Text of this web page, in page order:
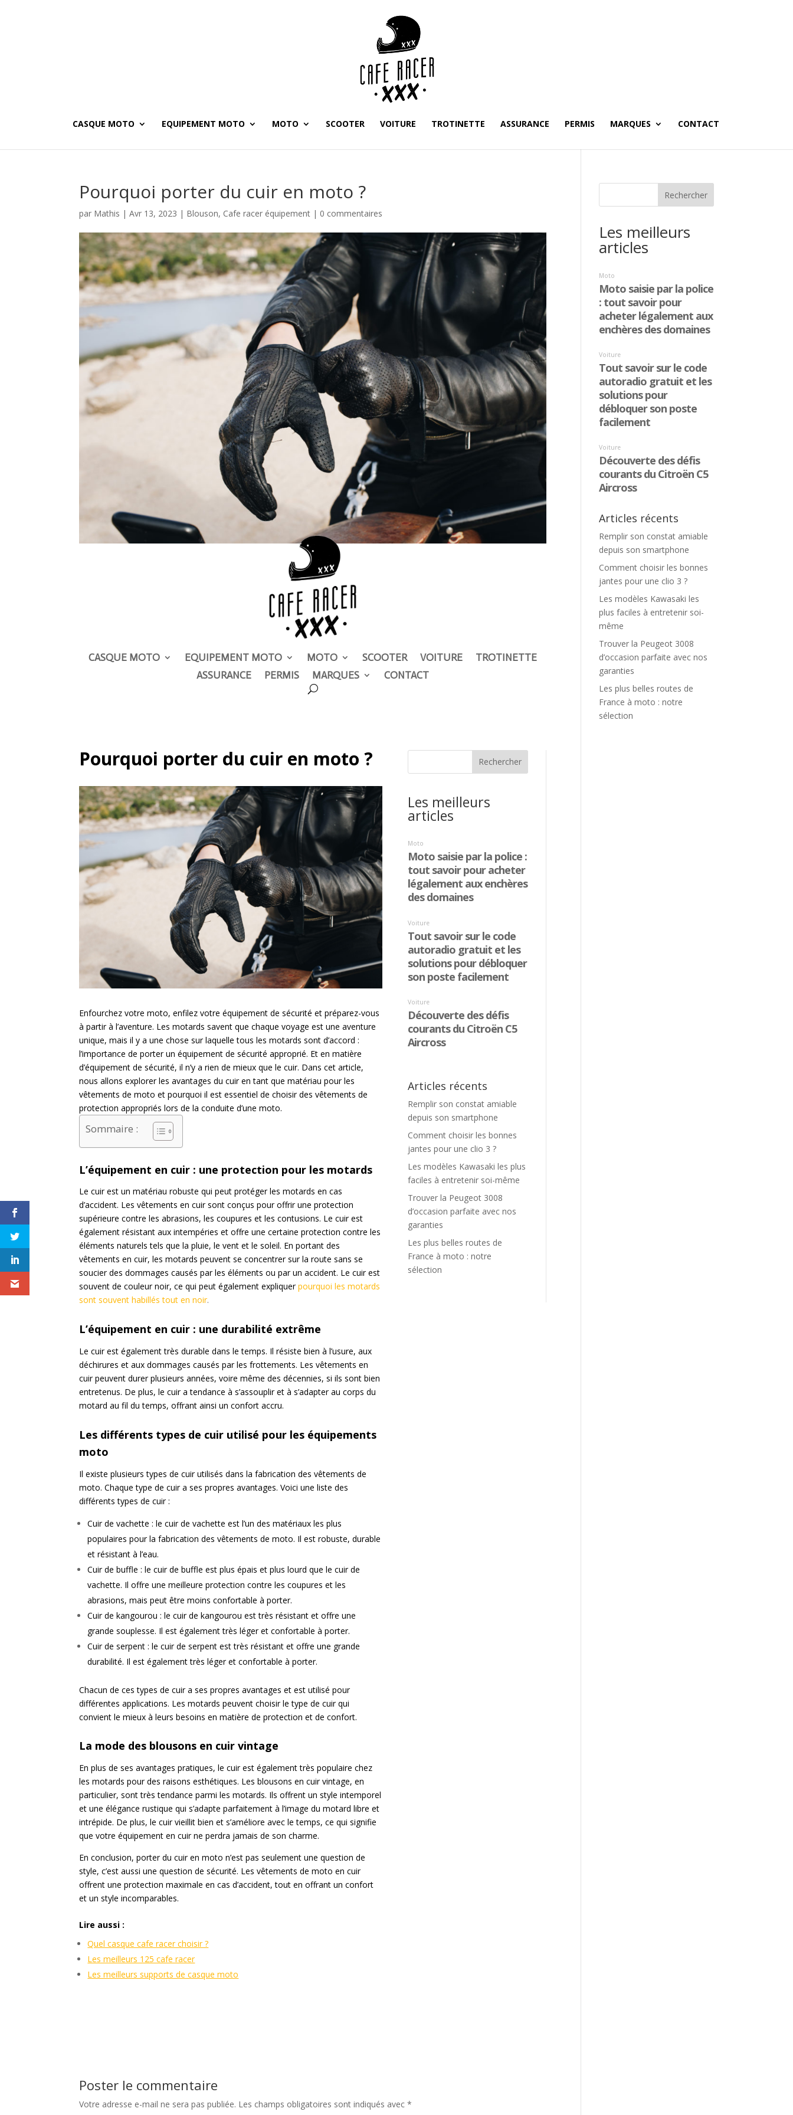
CASQUE MOTO EQUIPEMENT MOTO MOTO SCOOTER VOITURE TROTINETTE ASSURANCE PERMIS MARQUES CONTACT
Pourquoi porter du cuir en moto ?
par Mathis |Avr 13, 2023 | Blouson, Cafe racer équipement | 0 commentaires
CASQUE MOTO EQUIPEMENT MOTO MOTO SCOOTER VOITURE
TROTINETTE
ASSURANCE
PERMIS MARQUES CONTACT
Pourquoi porter du cuir en moto ?
Enfourchez votre moto, enfilez votre équipement de sécurité et préparez-vous
à partir à l’aventure. Les motards savent que chaque voyage est une aventure
unique, mais il y a une chose sur laquelle tous les motards sont d’accord :
l’importance de porter un équipement de sécurité approprié. Et en matière
d’équipement de sécurité, il n’y a rien de mieux que le cuir. Dans cet article,
nous allons explorer les avantages du cuir en tant que matériau pour les
vêtements de moto et pourquoi il est essentiel de choisir des vêtements de
protection appropriés lors de la conduite d’une moto.
Sommaire :
L’équipement en cuir : une protection pour les motards
Le cuir est un matériau robuste qui peut protéger les motards en cas
d’accident. Les vêtements en cuir sont conçus pour offrir une protection
supérieure contre les abrasions, les coupures et les contusions. Le cuir est
également résistant aux intempéries et offre une certaine protection contre les
éléments naturels tels que la pluie, le vent et le soleil. En portant des
vêtements en cuir, les motards peuvent se concentrer sur la route sans se
soucier des dommages causés par les éléments ou par un accident. Le cuir est
souvent de couleur noir, ce qui peut également expliquer pourquoi les motards
sont souvent habillés tout en noir.
L’équipement en cuir : une durabilité extrême
Le cuir est également très durable dans le temps. Il résiste bien à l’usure, aux
déchirures et aux dommages causés par les frottements. Les vêtements en
cuir peuvent durer plusieurs années, voire même des décennies, si ils sont bien
entretenus. De plus, le cuir a tendance à s’assouplir et à s’adapter au corps du
motard au fil du temps, offrant ainsi un confort accru.
Les différents types de cuir utilisé pour les équipements
moto
Il existe plusieurs types de cuir utilisés dans la fabrication des vêtements de
moto. Chaque type de cuir a ses propres avantages. Voici une liste des
différents types de cuir :
Cuir de vachette : le cuir de vachette est l’un des matériaux les plus
populaires pour la fabrication des vêtements de moto. Il est robuste, durable
et résistant à l’eau.
Cuir de buffle : le cuir de buffle est plus épais et plus lourd que le cuir de
vachette. Il offre une meilleure protection contre les coupures et les
abrasions, mais peut être moins confortable à porter.
Cuir de kangourou : le cuir de kangourou est très résistant et offre une
grande souplesse. Il est également très léger et confortable à porter.
Cuir de serpent : le cuir de serpent est très résistant et offre une grande
durabilité. Il est également très léger et confortable à porter.
Chacun de ces types de cuir a ses propres avantages et est utilisé pour
différentes applications. Les motards peuvent choisir le type de cuir qui
convient le mieux à leurs besoins en matière de protection et de confort.
La mode des blousons en cuir vintage
En plus de ses avantages pratiques, le cuir est également très populaire chez
les motards pour des raisons esthétiques. Les blousons en cuir vintage, en
particulier, sont très tendance parmi les motards. Ils offrent un style intemporel
et une élégance rustique qui s’adapte parfaitement à l’image du motard libre et
intrépide. De plus, le cuir vieillit bien et s’améliore avec le temps, ce qui signifie
que votre équipement en cuir ne perdra jamais de son charme.
En conclusion, porter du cuir en moto n’est pas seulement une question de
style, c’est aussi une question de sécurité. Les vêtements de moto en cuir
offrent une protection maximale en cas d’accident, tout en offrant un confort
et un style incomparables.
Lire aussi :
Quel casque cafe racer choisir ?
Les meilleurs 125 cafe racer
Les meilleurs supports de casque moto
Les meilleurs
articles
Articles récents
Remplir son constat amiable
depuis son smartphone
Comment choisir les bonnes
jantes pour une clio 3 ?
Les modèles Kawasaki les plus
faciles à entretenir soi-même
Trouver la Peugeot 3008
d’occasion parfaite avec nos
garanties
Les plus belles routes de
France à moto : notre
sélection
Poster le commentaire
Votre adresse e-mail ne sera pas publiée. Les champs obligatoires sont indiqués avec*
Les meilleurs
articles
Articles récents
Remplir son constat amiable
depuis son smartphone
Comment choisir les bonnes
jantes pour une clio 3 ?
Les modèles Kawasaki les
plus faciles à entretenir soi-
même
Trouver la Peugeot 3008
d’occasion parfaite avec nos
garanties
Les plus belles routes de
France à moto : notre
sélection